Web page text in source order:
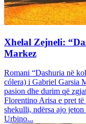
Xhelal Zejneli:
Markez
Romani “Dashuria në
cólera) i Gabriel Garsia
pasion dhe durim që
Florentino Arisa e pret
shekulli, ndërsa ajo
Urbino...